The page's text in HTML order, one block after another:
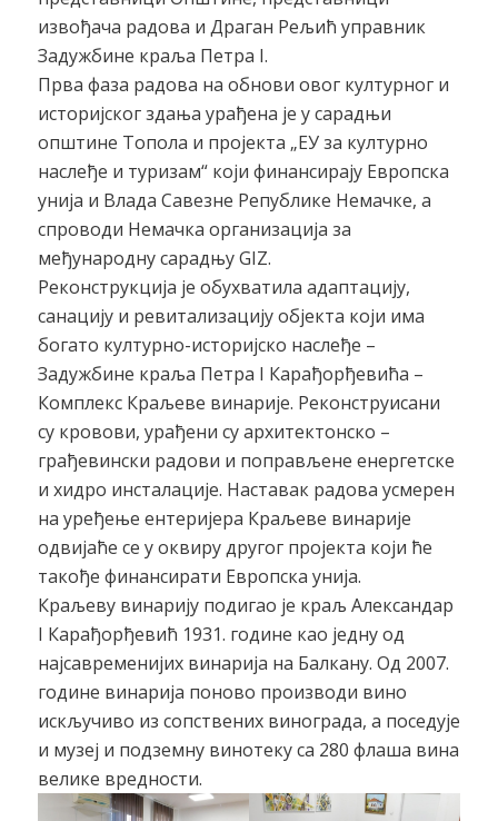
извођача радова и Драган Рељић управник
Задужбине краља Петра I.
Прва фаза радова на обнови овог културног и
историјског здања урађена је у сарадњи
општине Топола и пројекта „ЕУ за културно
наслеђе и туризам“ који финансирају Европска
унија и Влада Савезне Републике Немачке, а
спроводи Немачка организација за
међународну сарадњу GIZ.
Реконструкција је обухватила адаптацију,
санацију и ревитализацију објекта који има
богато културно-историјско наслеђе –
Задужбине краља Петра I Карађорђевића –
Комплекс Краљеве винарије. Реконструисани
су кровови, урађени су архитектонско –
грађевински радови и поправљене енергетске
и хидро инсталације. Наставак радова усмерен
на уређење ентеријера Краљеве винарије
одвијаће се у оквиру другог пројекта који ће
такође финансирати Европска унија.
Краљеву винарију подигао је краљ Александар
I Карађорђевић 1931. године као једну од
најсавременијих винарија на Балкану. Од 2007.
године винарија поново производи вино
искључиво из сопствених винограда, а поседује
и музеј и подземну винотеку са 280 флаша вина
велике вредности.